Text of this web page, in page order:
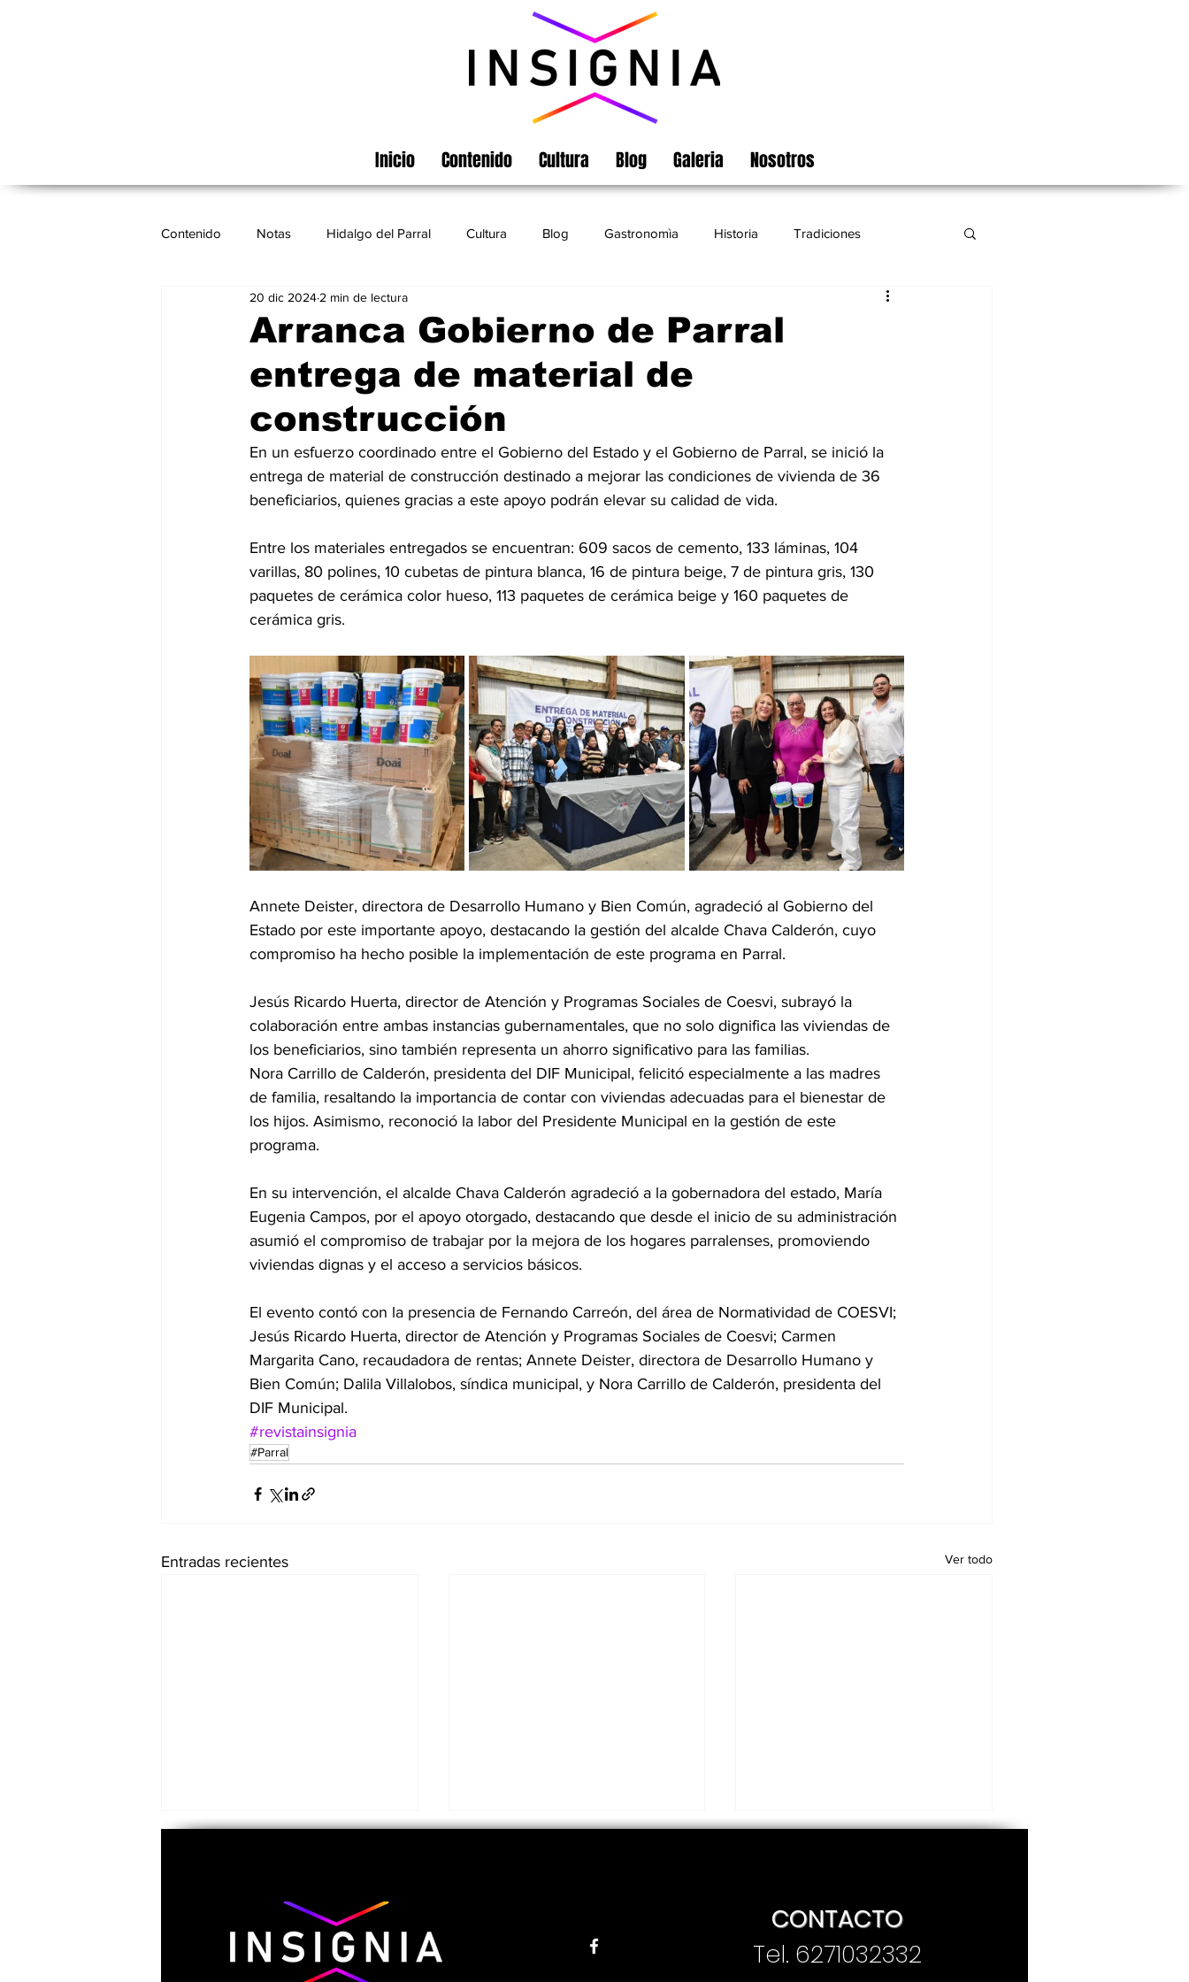
Inicio Contenido Cultura Blog Galeria Nosotros
Contenido Notas Hidalgo del Parral Cultura Blog Gastronomìa Historia Tradiciones
Cinematografía México Turismo
Arranca Gobierno de Parral
entrega de material de
construcción
20 dic 2024 2 min de lectura
En un esfuerzo coordinado entre el Gobierno del Estado y el Gobierno de Parral, se inició la
entrega de material de construcción destinado a mejorar las condiciones de vivienda de 36
beneficiarios, quienes gracias a este apoyo podrán elevar su calidad de vida.
Entre los materiales entregados se encuentran: 609 sacos de cemento, 133 láminas, 104
varillas, 80 polines, 10 cubetas de pintura blanca, 16 de pintura beige, 7 de pintura gris, 130
paquetes de cerámica color hueso, 113 paquetes de cerámica beige y 160 paquetes de
cerámica gris.
Annete Deister, directora de Desarrollo Humano y Bien Común, agradeció al Gobierno del
Estado por este importante apoyo, destacando la gestión del alcalde Chava Calderón, cuyo
compromiso ha hecho posible la implementación de este programa en Parral.
Jesús Ricardo Huerta, director de Atención y Programas Sociales de Coesvi, subrayó la
colaboración entre ambas instancias gubernamentales, que no solo dignifica las viviendas de
los beneficiarios, sino también representa un ahorro significativo para las familias.
Nora Carrillo de Calderón, presidenta del DIF Municipal, felicitó especialmente a las madres
de familia, resaltando la importancia de contar con viviendas adecuadas para el bienestar de
los hijos. Asimismo, reconoció la labor del Presidente Municipal en la gestión de este
programa.
En su intervención, el alcalde Chava Calderón agradeció a la gobernadora del estado, María
Eugenia Campos, por el apoyo otorgado, destacando que desde el inicio de su administración
asumió el compromiso de trabajar por la mejora de los hogares parralenses, promoviendo
viviendas dignas y el acceso a servicios básicos.
El evento contó con la presencia de Fernando Carreón, del área de Normatividad de COESVI;
Jesús Ricardo Huerta, director de Atención y Programas Sociales de Coesvi; Carmen
Margarita Cano, recaudadora de rentas; Annete Deister, directora de Desarrollo Humano y
Bien Común; Dalila Villalobos, síndica municipal, y Nora Carrillo de Calderón, presidenta del
DIF Municipal.
#revistainsignia
#Parral
Entradas recientes Ver todo
CONTACTO
Tel. 6271032332